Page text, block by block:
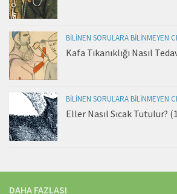
BILINEN SORULARA BILINMEYEN
Kafa Tıkanıklığı Nasıl
BILINEN SORULARA BILINMEYEN
Eller Nasıl Sıcak Tutulur?
DAHA FAZLASI